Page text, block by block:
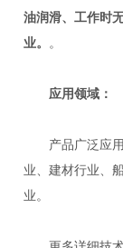
油润滑、工作时
业。 。
应用领域：
产品广泛应用
业、建材行业、
业。